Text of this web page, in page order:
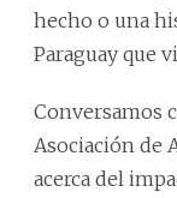
hecho o una
Paraguay que
Conversamos
Asociación de
acerca del